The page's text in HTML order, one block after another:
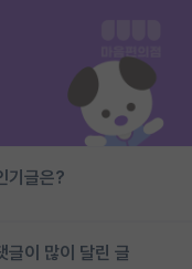
기글은?
글이 많이 달린 글